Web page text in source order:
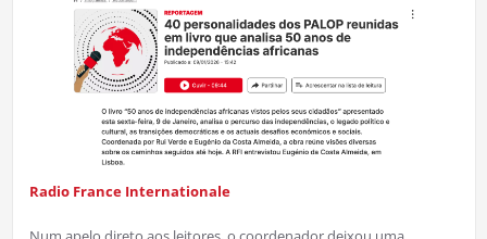
Radio France Internationale